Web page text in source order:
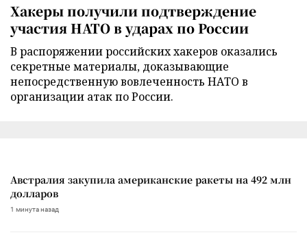
Хакеры получили подтверждение
участия НАТО в ударах по России
В распоряжении российских хакеров оказались
секретные материалы, доказывающие
непосредственную вовлеченность НАТО в
организации атак по России.
Австралия закупила американские ракеты на 492 млн
долларов
1 минута назад